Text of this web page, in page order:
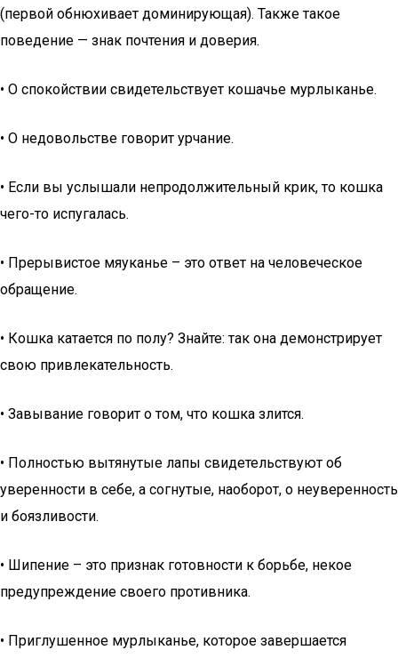
(первой обнюхивает доминирующая). Также такое
поведение — знак почтения и доверия.
• О спокойствии свидетельствует кошачье мурлыканье.
• О недовольстве говорит урчание.
• Если вы услышали непродолжительный крик, то кошка
чего-то испугалась.
• Прерывистое мяуканье – это ответ на человеческое
обращение.
• Кошка катается по полу? Знайте: так она демонстрирует
свою привлекательность.
• Завывание говорит о том, что кошка злится.
• Полностью вытянутые лапы свидетельствуют об
уверенности в себе, а согнутые, наоборот, о неуверенность
и боязливости.
• Шипение – это признак готовности к борьбе, некое
предупреждение своего противника.
• Приглушенное мурлыканье, которое завершается